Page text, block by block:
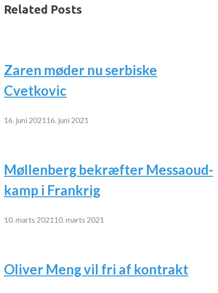
Related Posts
Zaren møder nu serbiske
Cvetkovic
16. juni 2021 16. juni 2021
Møllenberg bekræfter Messaoud-
kamp i Frankrig
10. marts 2021 10. marts 2021
Oliver Meng vil fri af kontrakt